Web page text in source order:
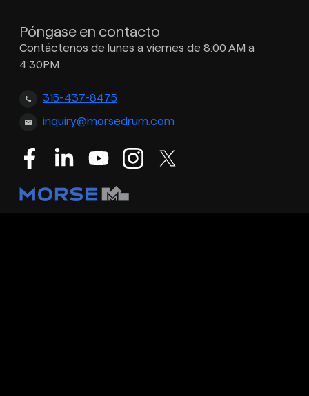
Póngase en contacto
Contáctenos de lunes a viernes de 8:00 AM a
4:30PM
315-437-8475
inquiry@morsedrum.com